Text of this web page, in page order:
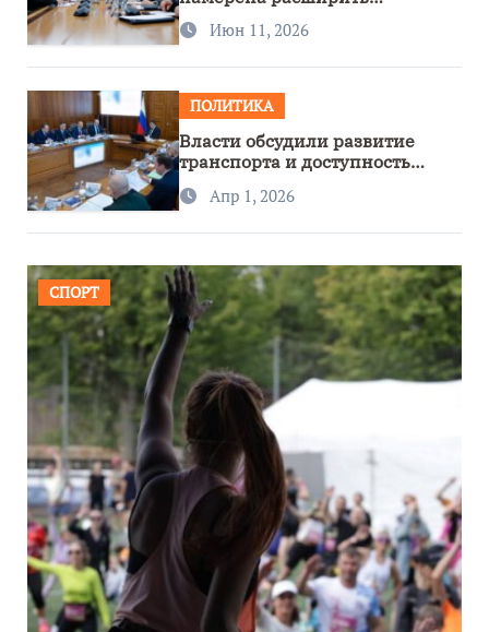
сотрудничество с Узбекистаном
Июн 11, 2026
ПОЛИТИКА
Власти обсудили развитие
транспорта и доступность
региона
Апр 1, 2026
СПОРТ